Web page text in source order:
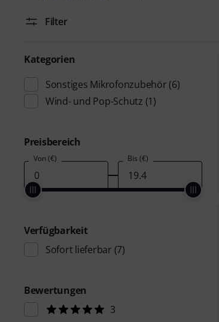
Filter
Kategorien
Sonstiges Mikrofonzubehör (6)
Wind- und Pop-Schutz (1)
Preisbereich
Von (€) Bis (€)
Verfügbarkeit
Sofort lieferbar (7)
Bewertungen
3